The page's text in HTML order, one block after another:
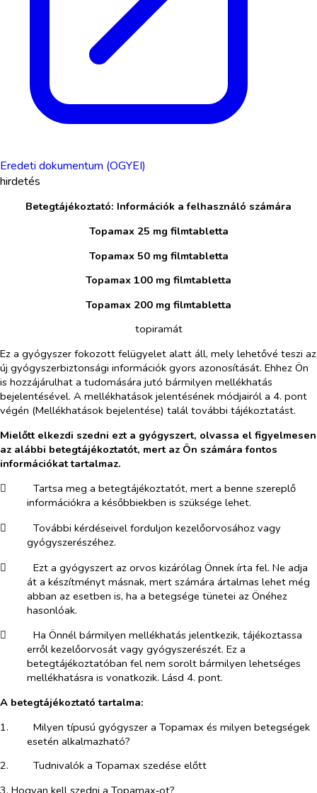
Eredeti dokumentum (OGYEI)
hirdetés
Betegtájékoztató: Információk a felhasználó számára
Topamax 25 mg filmtabletta
Topamax 50 mg filmtabletta
Topamax 100 mg filmtabletta
Topamax 200 mg filmtabletta
topiramát
Ez a gyógyszer fokozott felügyelet alatt áll, mely lehetővé teszi az
új gyógyszerbiztonsági információk gyors azonosítását. Ehhez Ön
is hozzájárulhat a tudomására jutó bármilyen mellékhatás
bejelentésével. A mellékhatások jelentésének módjairól a 4. pont
végén (Mellékhatások bejelentése) talál további tájékoztatást.
Mielőtt elkezdi szedni ezt a gyógyszert, olvassa el figyelmesen
az alábbi betegtájékoztatót, mert az Ön számára fontos
információkat tartalmaz.
​
Tartsa meg a betegtájékoztatót, mert a benne szereplő
információkra a későbbiekben is szüksége lehet.
​
További kérdéseivel forduljon kezelőorvosához vagy
gyógyszerészéhez.
​
Ezt a gyógyszert az orvos kizárólag Önnek írta fel. Ne adja
át a készítményt másnak, mert számára ártalmas lehet még
abban az esetben is, ha a betegsége tünetei az Önéhez
hasonlóak.
​
Ha Önnél bármilyen mellékhatás jelentkezik, tájékoztassa
erről kezelőorvosát vagy gyógyszerészét. Ez a
betegtájékoztatóban fel nem sorolt bármilyen lehetséges
mellékhatásra is vonatkozik. Lásd 4. pont.
A betegtájékoztató tartalma:
1.​
Milyen típusú gyógyszer a Topamax és milyen betegségek
esetén alkalmazható?
2.​
Tudnivalók a Topamax szedése előtt